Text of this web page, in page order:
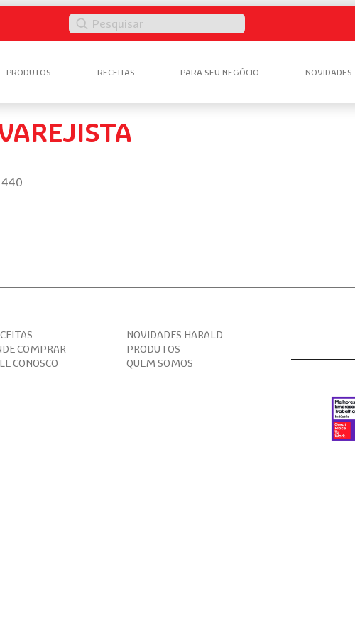
Pesquisar
PRODUTOS RECEITAS PARA SEU NEGÓCIO NOVIDADES
NOVIDADES HARALD
COMPRAR
PRODUTOS
CONOSCO
QUEM SOMOS